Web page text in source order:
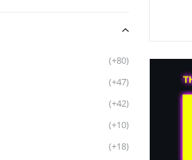
(+80)
(+47)
(+42)
(+10)
(+18)